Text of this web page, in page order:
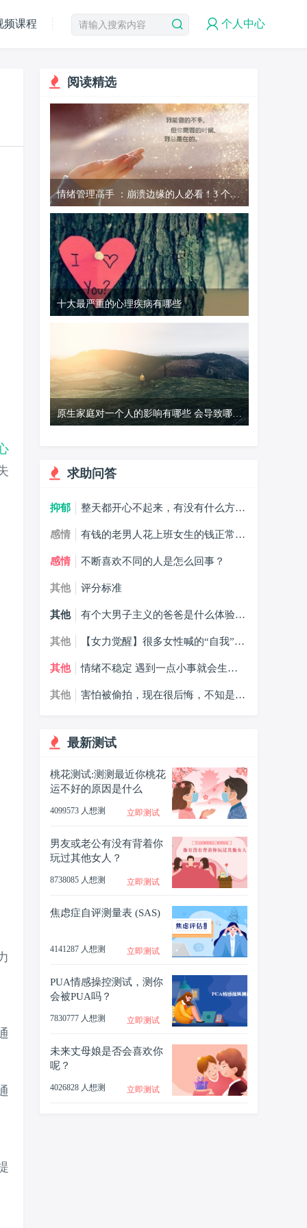
频课程 个人中心
阅读精选
情绪管理高手 ：崩溃边缘的人必看！3 个科
学方法，让情绪不再失控
十大最严重的心理疾病有哪些
原生家庭对一个人的影响有哪些 会导致哪些
求助问答
抑郁
整天都开心不起来，有没有什么方法
感情
有钱的老男人花上班女生的钱正常
感情
不断喜欢不同的人是怎么回事？
其他 评分标准
其他
有个大男子主义的爸爸是什么体验，
其他
【女力觉醒】很多女性喊的“自我”，
其他
情绪不稳定 遇到一点小事就会生气
其他
害怕被偷拍，现在很后悔，不知是否
最新测试
桃花测试:测测最近你桃花
运不好的原因是什么
4099573 人想测 立即测试
男友或老公有没有背着你
玩过其他女人？
8738085 人想测 立即测试
焦虑症自评测量表 (SAS)
4141287 人想测 立即测试
PUA情感操控测试，测你
会被PUA吗？
7830777 人想测 立即测试
未来丈母娘是否会喜欢你
呢？
4026828 人想测 立即测试